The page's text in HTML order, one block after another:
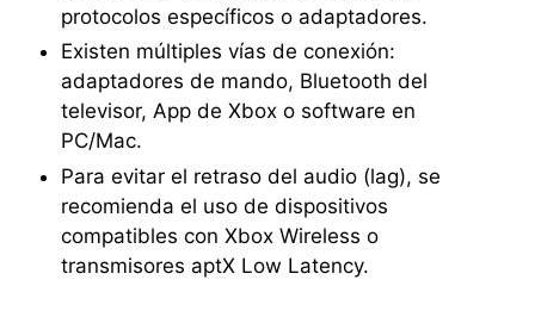
protocolos específicos o adaptadores.
Existen múltiples vías de conexión:
adaptadores de mando, Bluetooth del
televisor, App de Xbox o software en
PC/Mac.
Para evitar el retraso del audio (lag), se
recomienda el uso de dispositivos
compatibles con Xbox Wireless o
transmisores aptX Low Latency.